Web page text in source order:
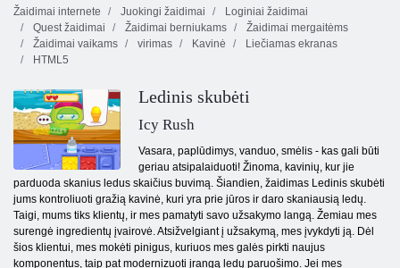
Žaidimai internete
Juokingi žaidimai
Loginiai žaidimai
Quest žaidimai
Žaidimai berniukams
Žaidimai mergaitėms
Žaidimai vaikams
virimas Kavinė
Liečiamas ekranas
HTML5
Ledinis skubėti
Icy Rush
Vasara, paplūdimys, vanduo, smėlis - kas gali būti
geriau atsipalaiduoti! Žinoma, kavinių, kur jie
parduoda skanius ledus skaičius buvimą. Šiandien, žaidimas Ledinis skubėti
jums kontroliuoti gražią kavinė, kuri yra prie jūros ir daro skaniausią ledų.
Taigi, mums tiks klientų, ir mes pamatyti savo užsakymo langą. Žemiau mes
surengė ingredientų įvairovė. Atsižvelgiant į užsakymą, mes įvykdyti ją. Dėl
šios klientui, mes mokėti pinigus, kuriuos mes galės pirkti naujus
komponentus, taip pat modernizuoti įrangą ledų paruošimo. Jei mes